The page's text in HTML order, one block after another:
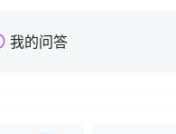
我的问答